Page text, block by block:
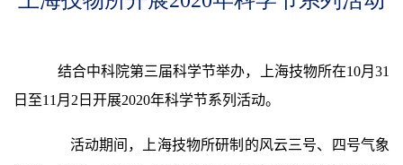
结合中科院第三届科学节举办，上海技物所在10月31
日至11 月 2 日开展2020年科学节系列活动。
活动期间，上海技物所研制的风云三号、四号气象